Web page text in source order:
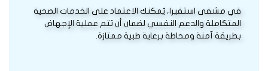
في مشفى استفيرا، يُمكنك الاعتماد على الخدمات الصحية
المتكاملة والدعم النفسي لضمان أن تتم عملية الإجهاض
بطريقة آمنة ومحاطة برعاية طبية ممتازة.